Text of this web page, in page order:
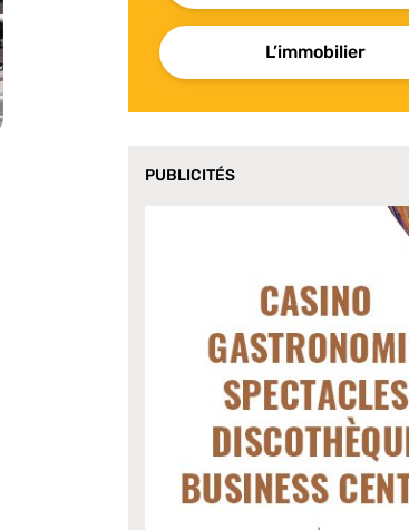
L’immobilier
PUBLICITÉS